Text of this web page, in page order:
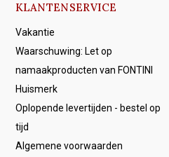
KLANTENSERVICE
Vakantie
Waarschuwing: Let op
namaakproducten van FONTINI
Huismerk
Oplopende levertijden - bestel op
tijd
Algemene voorwaarden